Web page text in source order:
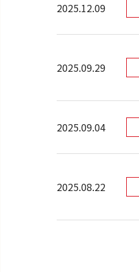
2025.12.09
2025.09.29
2025.09.04
2025.08.22